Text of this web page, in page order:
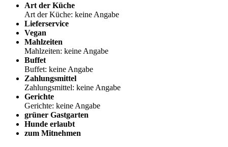
Art der Küche
Art der Küche: keine Angabe
Lieferservice
Vegan
Mahlzeiten
Mahlzeiten: keine Angabe
Buffet
Buffet: keine Angabe
Zahlungsmittel
Zahlungsmittel: keine Angabe
Gerichte
Gerichte: keine Angabe
grüner Gastgarten
Hunde erlaubt
zum Mitnehmen